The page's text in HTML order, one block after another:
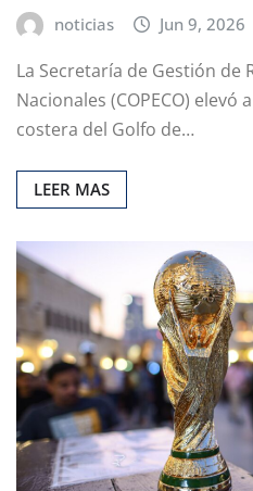
noticias Jun 9, 2026
La Secretaría de Gestión de
Nacionales (COPECO) elevó
costera del Golfo de…
LEER MAS